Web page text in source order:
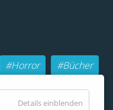
#Horror
#Bücher
#Rollenspiele (RPGs)
Details einblenden